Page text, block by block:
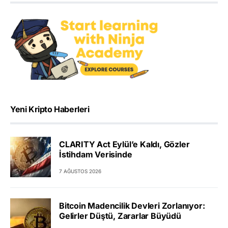
Yeni Kripto Haberleri
CLARITY Act Eylül’e Kaldı, Gözler
İstihdam Verisinde
7 AĞUSTOS 2026
Bitcoin Madencilik Devleri Zorlanıyor:
Gelirler Düştü, Zararlar Büyüdü